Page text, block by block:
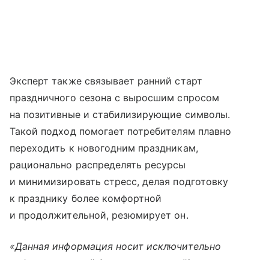
Эксперт также связывает ранний старт
праздничного сезона с выросшим спросом
на позитивные и стабилизирующие символы.
Такой подход помогает потребителям плавно
переходить к новогодним праздникам,
рационально распределять ресурсы
и минимизировать стресс, делая подготовку
к празднику более комфортной
и продолжительной, резюмирует он.
«Данная информация носит исключительно